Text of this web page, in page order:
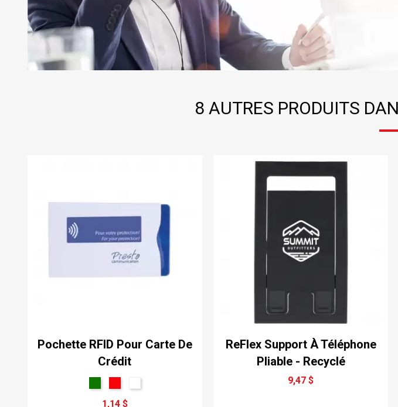
8 AUTRES PRODUITS
Pochette RFID Pour Carte De
Crédit
1,14 $
ReFlex Support À Téléphone
Pliable - Recyclé
9,47 $